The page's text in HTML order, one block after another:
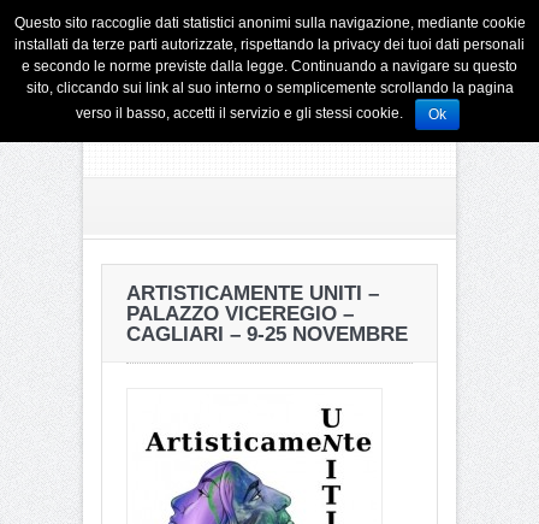
ARTISTICAMENTE UNITI –
PALAZZO VICEREGIO –
CAGLIARI – 9-25 NOVEMBRE
Questo sito raccoglie dati statistici anonimi sulla navigazione, mediante cookie
installati da terze parti autorizzate, rispettando la privacy dei tuoi dati personali
e secondo le norme previste dalla legge. Continuando a navigare su questo
sito, cliccando sui link al suo interno o semplicemente scrollando la pagina
verso il basso, accetti il servizio e gli stessi cookie.
Ok